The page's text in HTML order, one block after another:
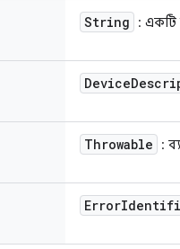
String : একটি
Device
Throwable :
Error